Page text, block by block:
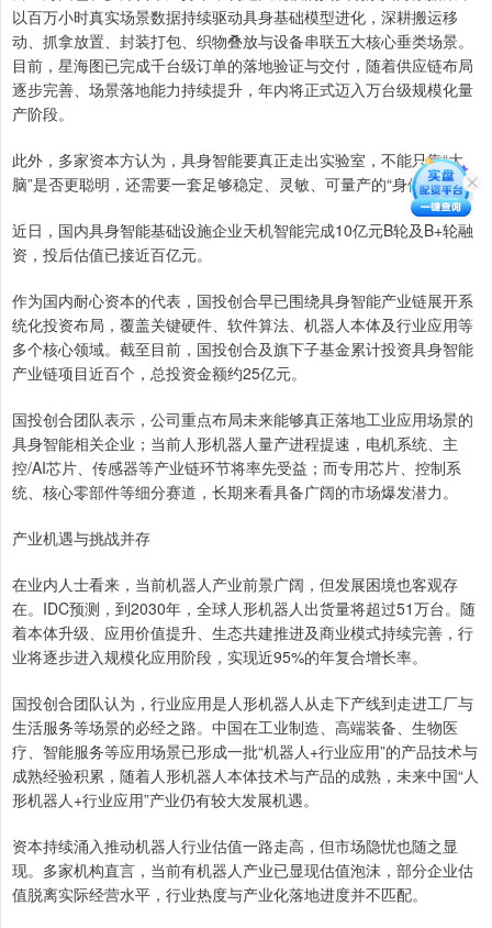
以百万小时真实场景数据持续驱动具身基础模型进化，深耕搬运移
动、抓拿放置、封装打包、织物叠放与设备串联五大核心垂类场景。
目前，星海图已完成千台级订单的落地验证与交付，随着供应链布局
逐步完善、场景落地能力持续提升，年内将正式迈入万台级规模化量
产阶段。
此外，多家资本方认为，具身智能要真正走出实验室，不能只靠“大
脑”是否更聪明，还需要一套足够稳定、灵敏、可量产的“身体系统”。
近日，国内具身智能基础设施企业天机智能完成10亿元B轮及B+轮融
资，投后估值已接近百亿元。
作为国内耐心资本的代表，国投创合早已围绕具身智能产业链展开系
统化投资布局，覆盖关键硬件、软件算法、机器人本体及行业应用等
多个核心领域。截至目前，国投创合及旗下子基金累计投资具身智能
产业链项目近百个，总投资金额约25亿元。
国投创合团队表示，公司重点布局未来能够真正落地工业应用场景的
具身智能相关企业；当前人形机器人量产进程提速，电机系统、主
控/AI芯片、传感器等产业链环节将率先受益；而专用芯片、控制系
统、核心零部件等细分赛道，长期来看具备广阔的市场爆发潜力。
产业机遇与挑战并存
在业内人士看来，当前机器人产业前景广阔，但发展困境也客观存
在。IDC预测，到2030年，全球人形机器人出货量将超过51万台。随
着本体升级、应用价值提升、生态共建推进及商业模式持续完善，行
业将逐步进入规模化应用阶段，实现近95%的年复合增长率。
国投创合团队认为，行业应用是人形机器人从走下产线到走进工厂与
生活服务等场景的必经之路。中国在工业制造、高端装备、生物医
疗、智能服务等应用场景已形成一批“机器人+行业应用”的产品技术与
成熟经验积累，随着人形机器人本体技术与产品的成熟，未来中国“人
形机器人+行业应用”产业仍有较大发展机遇。
资本持续涌入推动机器人行业估值一路走高，但市场隐忧也随之显
现。多家机构直言，当前有机器人产业已显现估值泡沫，部分企业估
值脱离实际经营水平，行业热度与产业化落地进度并不匹配。